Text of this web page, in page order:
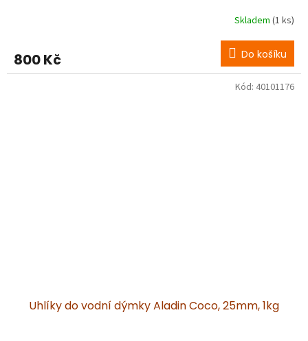
Skladem (1 ks)
800 Kč Do košíku
Uhlíky do vodní dýmky Aladin Coco, 25mm, 1kg
Kód: 40101176